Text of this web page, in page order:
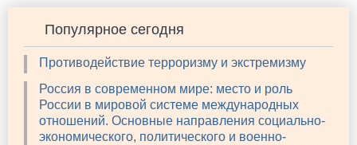
Популярное сегодня
Противодействие терроризму и экстремизму
Россия в современном мире: место и роль
России в мировой системе международных
отношений. Основные направления социально-
экономического, политического и военно-